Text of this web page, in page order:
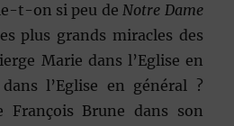
t-on si peu deNotre Dame
plus grands miracles des
Marie dans l’Eglise en
l’Eglise en général ?
François Brune dans son